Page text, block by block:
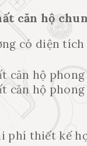
căn hộ
có diện
căn hộ
căn hộ
phí thiết kế